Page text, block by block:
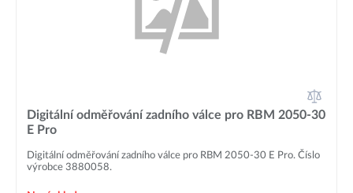
Digitální odměřování zadního válce pro RBM 2050-30
E Pro
Digitální odměřování zadního válce pro RBM 2050-30 E Pro. Číslo
výrobce 3880058.